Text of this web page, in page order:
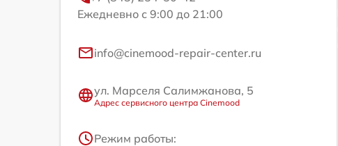
Ежедневно с 9:00 до 21:00
info@cinemood-repair-center.ru
ул. Марселя Салимжанова, 5
Адрес сервисного центра Cinemood
Режим работы: